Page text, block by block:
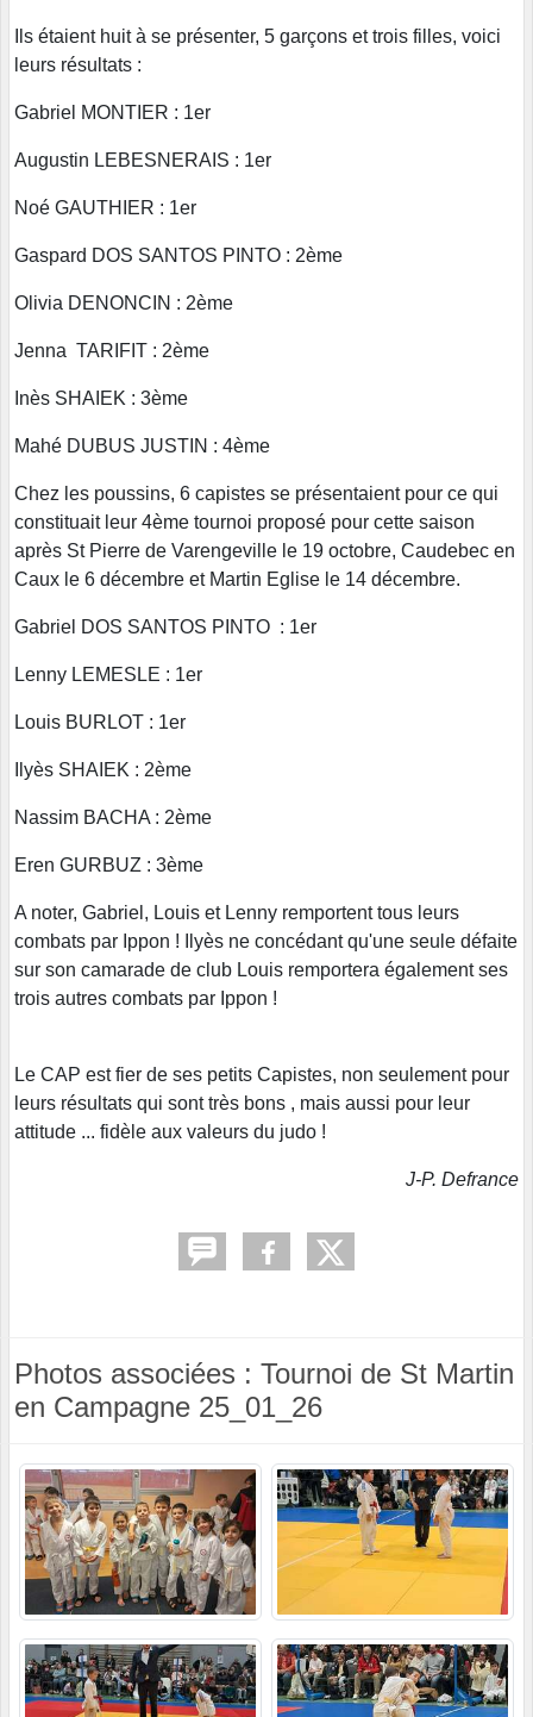
Ils étaient huit à se présenter, 5 garçons et trois filles, voici
leurs résultats :
Gabriel MONTIER : 1er
Augustin LEBESNERAIS : 1er
Noé GAUTHIER : 1er
Gaspard DOS SANTOS PINTO : 2ème
Olivia DENONCIN : 2ème
Jenna TARIFIT : 2ème
Inès SHAIEK : 3ème
Mahé DUBUS JUSTIN : 4ème
Chez les poussins, 6 capistes se présentaient pour ce qui
constituait leur 4ème tournoi proposé pour cette saison
après St Pierre de Varengeville le 19 octobre, Caudebec en
Caux le 6 décembre et Martin Eglise le 14 décembre.
Gabriel DOS SANTOS PINTO : 1er
Lenny LEMESLE : 1er
Louis BURLOT : 1er
Ilyès SHAIEK : 2ème
Nassim BACHA : 2ème
Eren GURBUZ : 3ème
A noter, Gabriel, Louis et Lenny remportent tous leurs
combats par Ippon ! Ilyès ne concédant qu'une seule défaite
sur son camarade de club Louis remportera également ses
trois autres combats par Ippon !
Le CAP est fier de ses petits Capistes, non seulement pour
leurs résultats qui sont très bons , mais aussi pour leur
attitude ... fidèle aux valeurs du judo !
J-P. Defrance
Photos associées : Tournoi de St Martin
en Campagne 25_01_26